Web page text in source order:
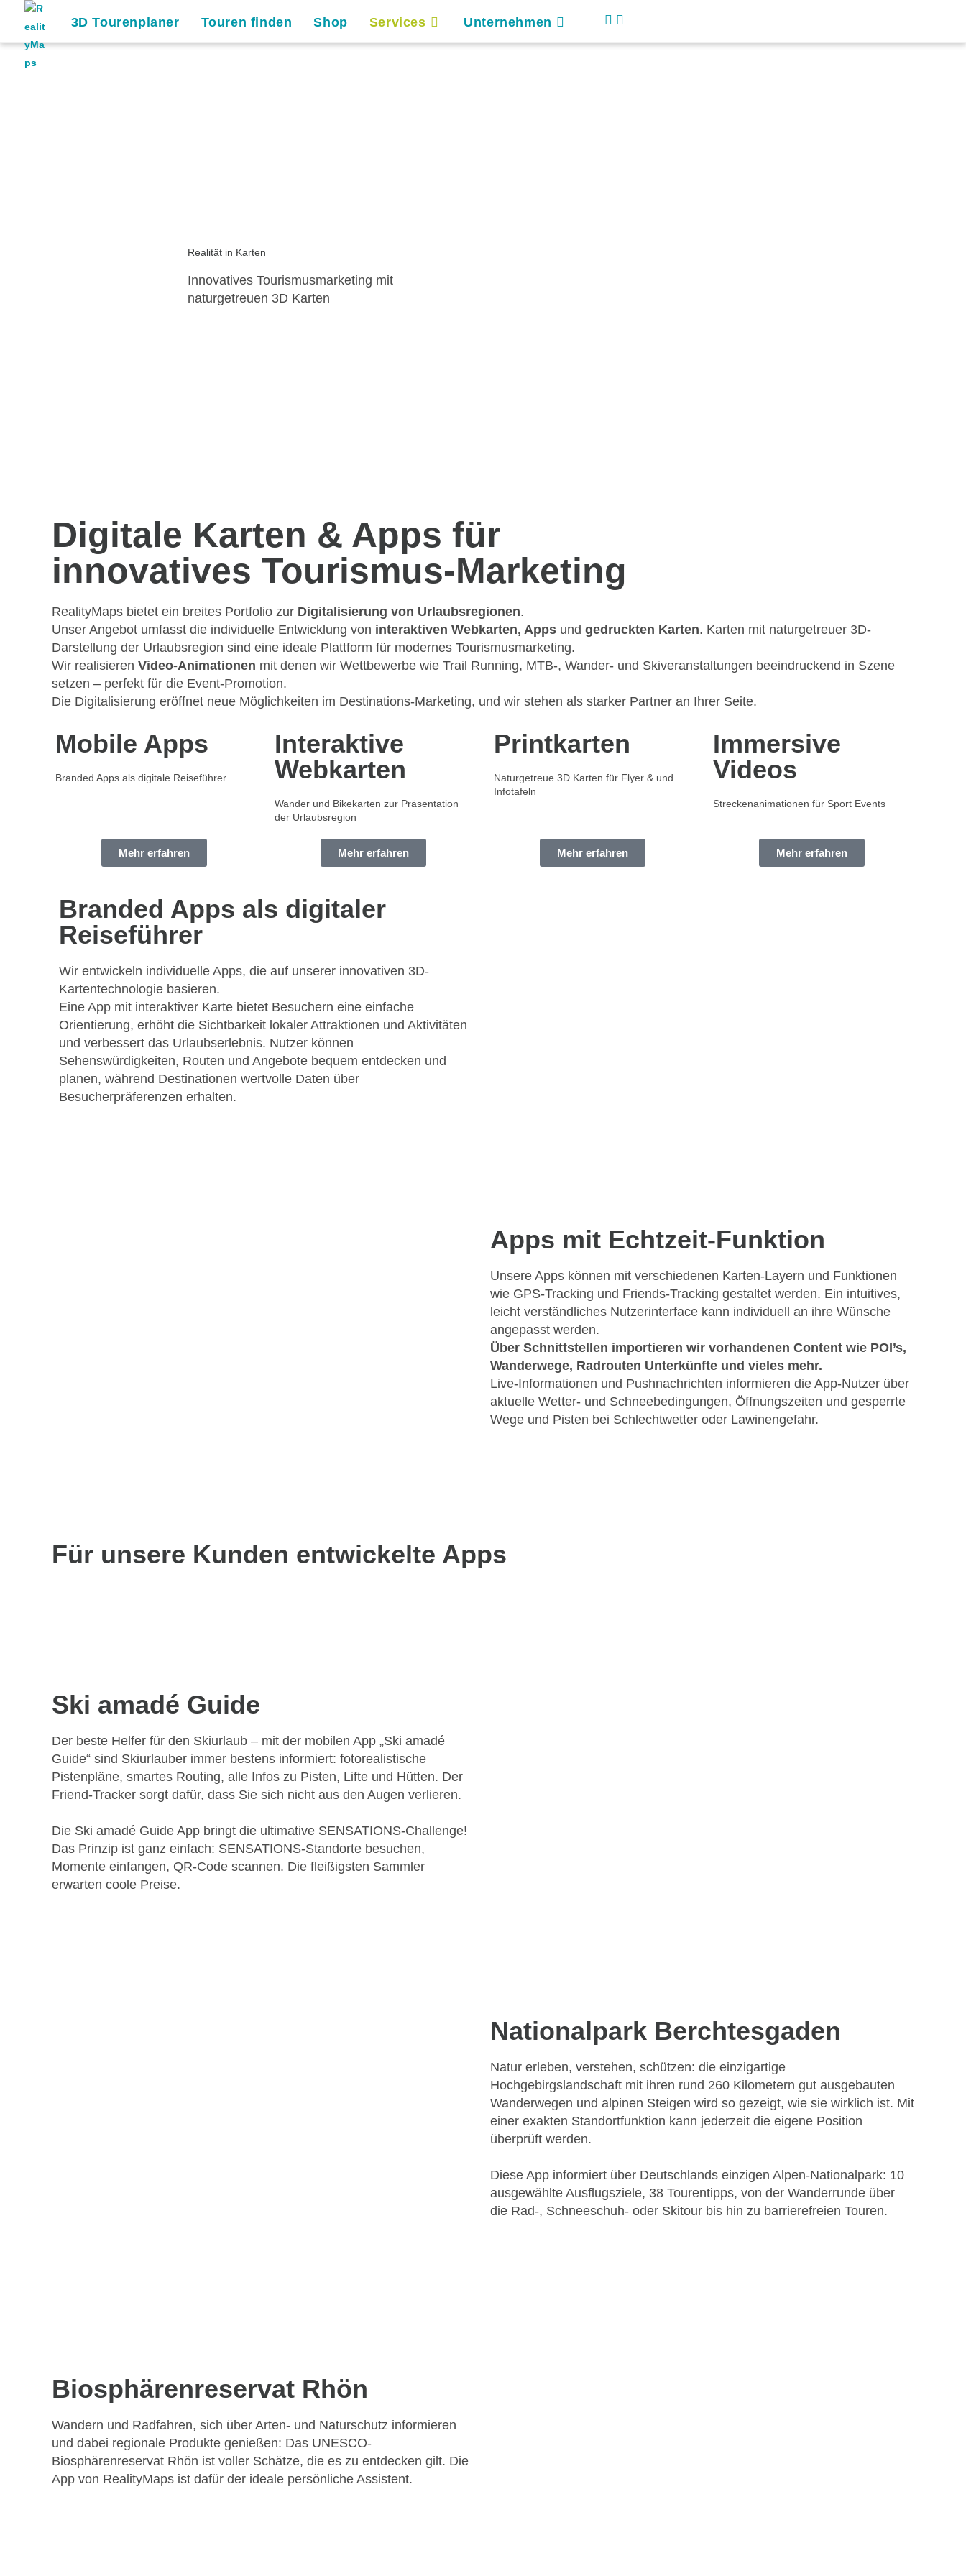
3D Tourenplaner Touren finden Shop Services Unternehmen
Realität in Karten
Innovatives Tourismusmarketing mit
naturgetreuen 3D Karten
Digitale Karten & Apps für
innovatives Tourismus-Marketing
RealityMaps bietet ein breites Portfolio zur Digitalisierung von Urlaubsregionen.
Unser Angebot umfasst die individuelle Entwicklung von interaktiven Webkarten, Apps und gedruckten Karten. Karten mit naturgetreuer 3D-
Darstellung der Urlaubsregion sind eine ideale Plattform für modernes Tourismusmarketing.
Wir realisieren Video-Animationen mit denen wir Wettbewerbe wie Trail Running, MTB-, Wander- und Skiveranstaltungen beeindruckend in Szene
setzen – perfekt für die Event-Promotion.
Die Digitalisierung eröffnet neue Möglichkeiten im Destinations-Marketing, und wir stehen als starker Partner an Ihrer Seite.
Mobile Apps
Branded Apps als digitale Reiseführer
Mehr erfahren
Interaktive
Webkarten
Wander und Bikekarten zur Präsentation
der Urlaubsregion
Mehr erfahren
Printkarten
Naturgetreue 3D Karten für Flyer & und
Infotafeln
Mehr erfahren
Immersive
Videos
Streckenanimationen für Sport Events
Mehr erfahren
Branded Apps als digitaler
Reiseführer
Wir entwickeln individuelle Apps, die auf unserer innovativen 3D-
Kartentechnologie basieren.
Eine App mit interaktiver Karte bietet Besuchern eine einfache
Orientierung, erhöht die Sichtbarkeit lokaler Attraktionen und Aktivitäten
und verbessert das Urlaubserlebnis. Nutzer können
Sehenswürdigkeiten, Routen und Angebote bequem entdecken und
planen, während Destinationen wertvolle Daten über
Besucherpräferenzen erhalten.
Apps mit Echtzeit-Funktion
Unsere Apps können mit verschiedenen Karten-Layern und Funktionen
wie GPS-Tracking und Friends-Tracking gestaltet werden. Ein intuitives,
leicht verständliches Nutzerinterface kann individuell an ihre Wünsche
angepasst werden.
Über Schnittstellen importieren wir vorhandenen Content wie POI’s,
Wanderwege, Radrouten Unterkünfte und vieles mehr.
Live-Informationen und Pushnachrichten informieren die App-Nutzer über
aktuelle Wetter- und Schneebedingungen, Öffnungszeiten und gesperrte
Wege und Pisten bei Schlechtwetter oder Lawinengefahr.
Für unsere Kunden entwickelte Apps
Ski amadé Guide
Der beste Helfer für den Skiurlaub – mit der mobilen App „Ski amadé
Guide“ sind Skiurlauber immer bestens informiert: fotorealistische
Pistenpläne, smartes Routing, alle Infos zu Pisten, Lifte und Hütten. Der
Friend-Tracker sorgt dafür, dass Sie sich nicht aus den Augen verlieren.
Die Ski amadé Guide App bringt die ultimative SENSATIONS-Challenge!
Das Prinzip ist ganz einfach: SENSATIONS-Standorte besuchen,
Momente einfangen, QR-Code scannen. Die fleißigsten Sammler
erwarten coole Preise.
Nationalpark Berchtesgaden
Natur erleben, verstehen, schützen: die einzigartige
Hochgebirgslandschaft mit ihren rund 260 Kilometern gut ausgebauten
Wanderwegen und alpinen Steigen wird so gezeigt, wie sie wirklich ist. Mit
einer exakten Standortfunktion kann jederzeit die eigene Position
überprüft werden.
Diese App informiert über Deutschlands einzigen Alpen-Nationalpark: 10
ausgewählte Ausflugsziele, 38 Tourentipps, von der Wanderrunde über
die Rad-, Schneeschuh- oder Skitour bis hin zu barrierefreien Touren.
Biosphärenreservat Rhön
Wandern und Radfahren, sich über Arten- und Naturschutz informieren
und dabei regionale Produkte genießen: Das UNESCO-
Biosphärenreservat Rhön ist voller Schätze, die es zu entdecken gilt. Die
App von RealityMaps ist dafür der ideale persönliche Assistent.